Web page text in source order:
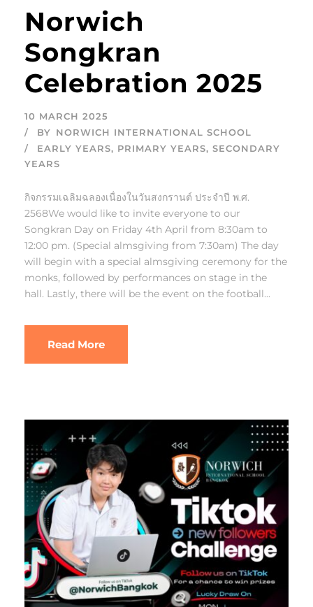
Norwich
Songkran
Celebration 2025
10 MARCH 2025
BY NORWICH INTERNATIONAL SCHOOL
EARLY YEARS, PRIMARY YEARS, SECONDARY
YEARS
กิจกรรมเฉลิมฉลองเนื่องในวันสงกรานต์ ประจำปี พ.ศ.
2568We would like to invite everyone to our
Songkran Day on Friday 4th April from 8:30am to
12:00 pm. (Special almsgiving from 7:30am) The day
will begin with a special almsgiving ceremony for the
monks, followed by performances on stage in the
hall. Lastly, there will be the event on the football...
Read More